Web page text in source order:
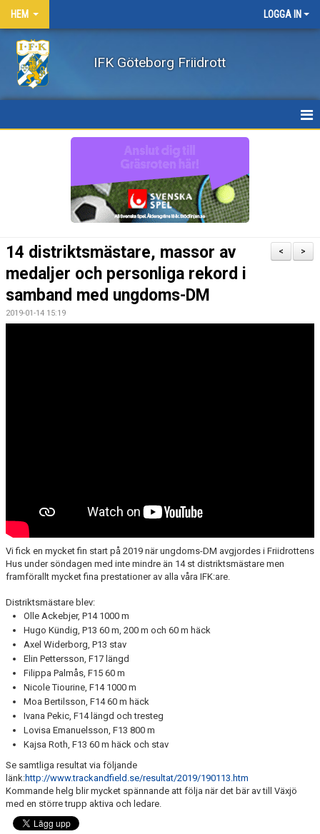
HEM LOGGA IN
IFK Göteborg Friidrott
KLÄDER
LEDARE/UTBILDNING
>
<
14 distriktsmästare, massor av
medaljer och personliga rekord i
samband med ungdoms-DM
2019-01-14 15:19
Vi fick en mycket fin start på 2019 när ungdoms-DM avgjordes i Friidrottens
Hus under söndagen med inte mindre än 14 st distriktsmästare men
framförallt mycket fina prestationer av alla våra IFK:are.
Distriktsmästare blev:
Olle Ackebjer, P14 1000 m
Hugo Kündig, P13 60 m, 200 m och 60 m häck
Axel Widerborg, P13 stav
Elin Pettersson, F17 längd
Filippa Palmås, F15 60 m
Nicole Tiourine, F14 1000 m
Moa Bertilsson, F14 60 m häck
Ivana Pekic, F14 längd och tresteg
Lovisa Emanuelsson, F13 800 m
Kajsa Roth, F13 60 m häck och stav
Se samtliga resultat via följande
länk:http://www.trackandfield.se/resultat/2019/190113.htm
Kommande helg blir mycket spännande att följa när det bär av till Växjö
med en större trupp aktiva och ledare.